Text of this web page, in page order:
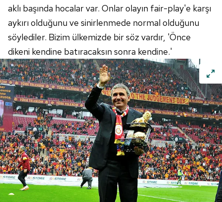
6698 sayılı Kişisel Verilerin Korunması Kanunu uyarınca
hazırlanmış Aydınlatma Metnimizi okumak ve sitemizde
ilgili mevzuata uygun olarak kullanılan çerezlerle ilgili bilgi
almak için lütfentıklayınız.
aklı başında hocalar var. Onlar olayın fair-play'e karşı
aykırı olduğunu ve sinirlenmede normal olduğunu
söylediler. Bizim ülkemizde bir söz vardır, 'Önce
dikeni kendine batıracaksın sonra kendine.'